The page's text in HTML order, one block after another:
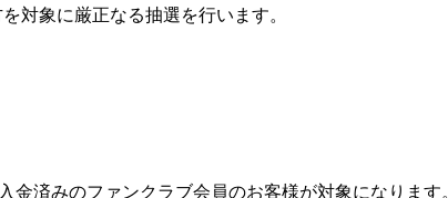
対象に厳正なる抽選を行います。
済みのファンクラブ会員のお客様が対象になります。